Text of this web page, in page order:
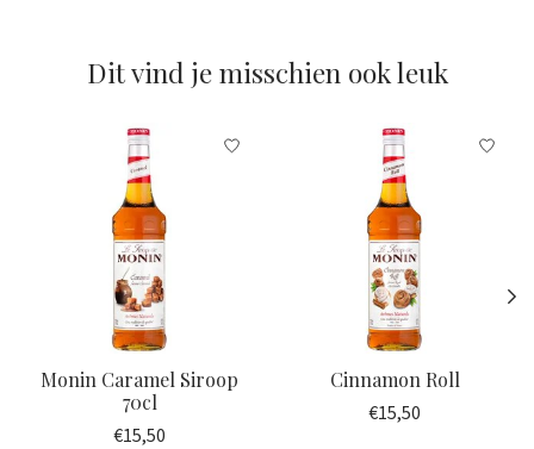
Dit vind je misschien ook leuk
Items van productcarrousel
Monin Caramel Siroop
70cl
€15,50
Cinnamon Roll
€15,50